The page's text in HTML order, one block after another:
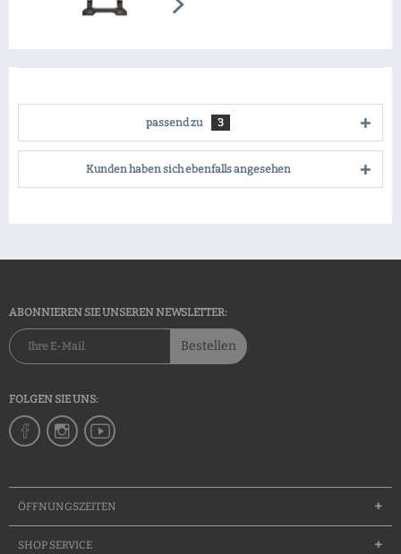
passend zu 3
Kunden haben sich ebenfalls angesehen
ABONNIEREN SIE UNSEREN NEWSLETTER:
Bestellen
FOLGEN SIE UNS:
ÖFFNUNGSZEITEN
SHOP SERVICE